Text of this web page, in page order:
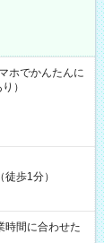
ホでかんたんに
）
歩1分）